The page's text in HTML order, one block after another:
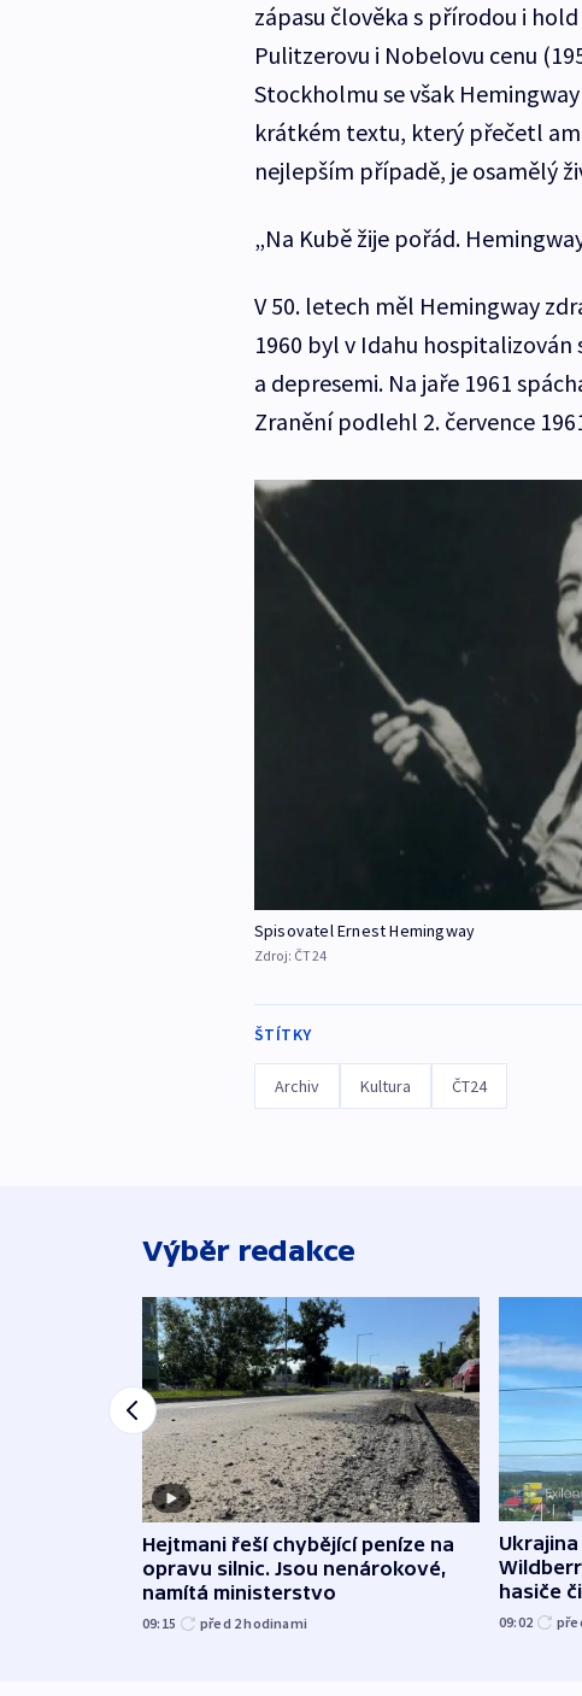
zápasu člověka s přírodou i
Pulitzerovu i Nobelovu cenu
Stockholmu se však
krátkém textu, který přečetl
nejlepším případě, je osamělý
„Na Kubě žije pořád.
V 50. letech měl Hemingway
1960 byl v Idahu
a depresemi. Na jaře 1961
Zranění podlehl 2. července
Spisovatel Ernest Hemingway
Zdroj: ČT24
ŠTÍTKY
Archiv Kultura ČT24
Výběr redakce
Hejtmani řeší chybějící peníze na
opravu silnic. Jsou nenárokové,
namítá ministerstvo
09:15 před 2hodinami
hasiče
09:02